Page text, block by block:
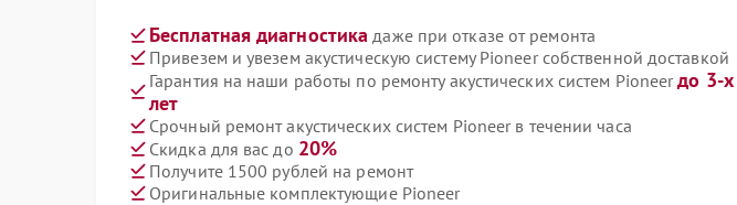
Бесплатная диагностика даже при отказе от ремонта
Привезем и увезем акустическую систему Pioneer собственной доставкой
Гарантия на наши работы по ремонту акустических систем Pioneerдо 3-х
лет
Срочный ремонт акустических систем Pioneer в течении часа
Скидка для вас до 20%
Получите 1500 рублей на ремонт
Оригинальные комплектующие Pioneer